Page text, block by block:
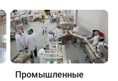
Промышленные